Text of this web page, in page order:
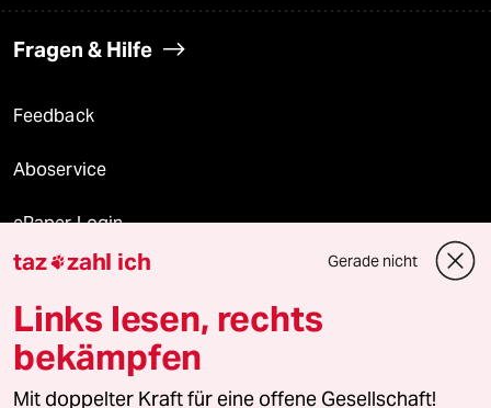
Fragen & Hilfe
Feedback
Aboservice
ePaper Login
Downloads für Abonnierende
© 2026 taz Verlags und Vertriebs GmbH
Alle Rechte vorbehalten. Bei rechtlichen Fragen oder für Genehmigungen
taz zahl ich Gerade nicht
Links lesen, rechts
bekämpfen
Mit doppelter Kraft für eine offene Gesellschaft!